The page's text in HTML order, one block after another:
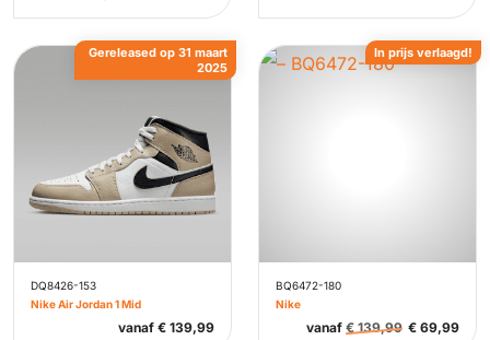
DQ8426-153
Nike Air Jordan 1 Mid
vanaf € 139,99
Gereleased op 31 maart
2025
BQ6472-180
Nike
vanaf €139,99 € 69,99
In prijs verlaagd!